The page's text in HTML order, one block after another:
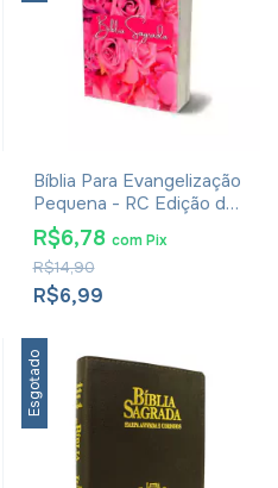
Bíblia Para Evangelização
Pequena - RC Edição de
Promessas
R$6,99
R$14,90
R$6,78 com Pix
Esgotado